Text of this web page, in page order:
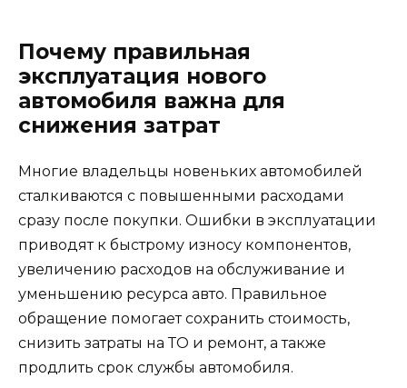
Почему правильная
эксплуатация нового
автомобиля важна для
снижения затрат
Многие владельцы новеньких автомобилей
сталкиваются с повышенными расходами
сразу после покупки. Ошибки в эксплуатации
приводят к быстрому износу компонентов,
увеличению расходов на обслуживание и
уменьшению ресурса авто. Правильное
обращение помогает сохранить стоимость,
снизить затраты на ТО и ремонт, а также
продлить срок службы автомобиля.